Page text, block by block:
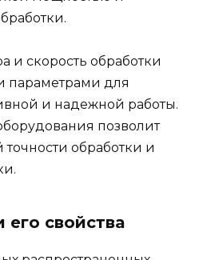
и скорость обработки
параметрами для
и надежной работы.
позволит
обработки и
его свойства